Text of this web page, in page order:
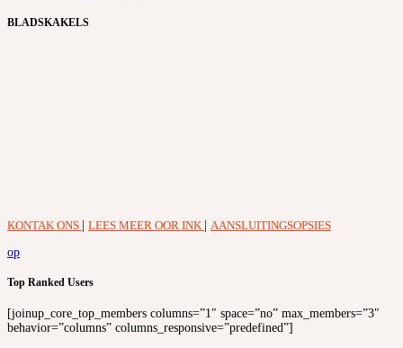
BLADSKAKELS
KONTAK ONS LEES MEER OOR INK
AANSLUITINGSOPSIES
op
Top Ranked Users
[joinup_core_top_members columns=”1″ space=”no” max_members=”3″
behavior=”columns” columns_responsive=”predefined”]